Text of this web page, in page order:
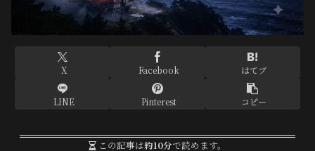
X Facebook はてブ
LINE Pinterest コピー
この記事は約10分で読めます。